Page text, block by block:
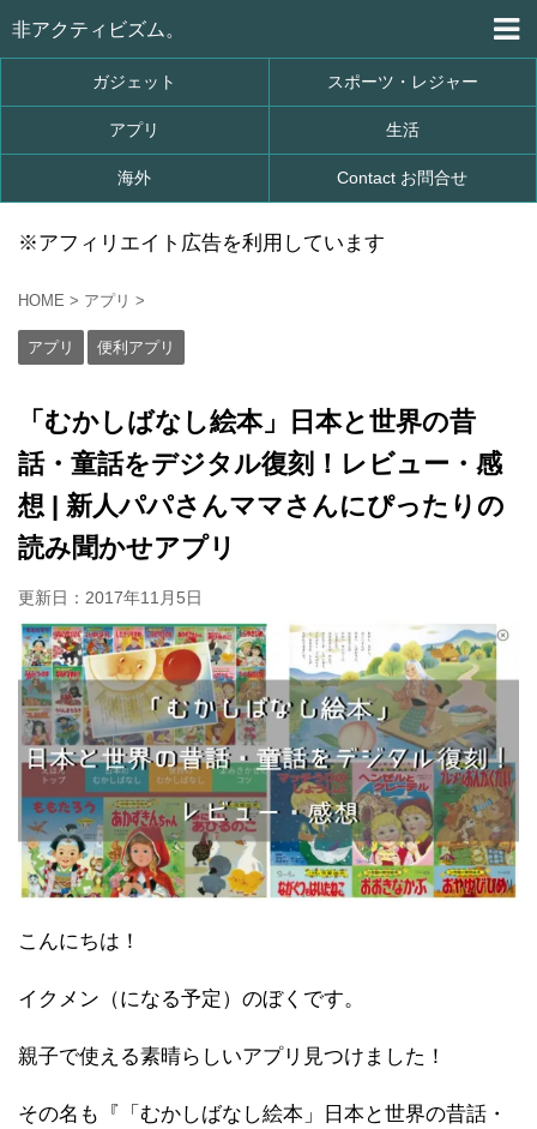
非アクティビズム。
ガジェット スポーツ・レジャー
アプリ 生活
海外 Contact お問合せ
※アフィリエイト広告を利用しています
HOME > アプリ >
アプリ 便利アプリ
「むかしばなし絵本」日本と世界の昔
話・童話をデジタル復刻！レビュー・感
想 | 新人パパさんママさんにぴったりの
読み聞かせアプリ
更新日： 2017年11月5日
こんにちは！
イクメン（になる予定）のぼくです。
親子で使える素晴らしいアプリ見つけました！
その名も『「むかしばなし絵本」日本と世界の昔話・